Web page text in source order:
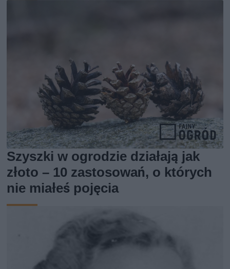
Szyszki w ogrodzie działają jak
złoto – 10 zastosowań, o których
nie miałeś pojęcia